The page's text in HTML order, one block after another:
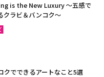
ンタブリー
チューンサオ
is the New Luxury ～五感で
クラビ＆バンコク～
クでできるアートなこと5選